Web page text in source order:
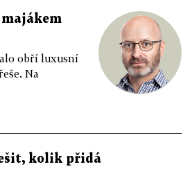
majákem
obří luxusní
Na
kolik přidá